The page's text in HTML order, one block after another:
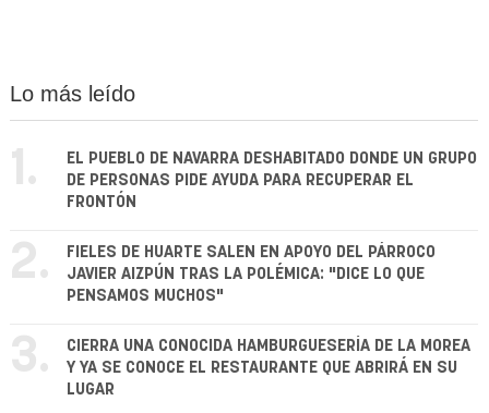
Lo más leído
1.
EL PUEBLO DE NAVARRA DESHABITADO DONDE UN GRUPO
DE PERSONAS PIDE AYUDA PARA RECUPERAR EL
FRONTÓN
2.
FIELES DE HUARTE SALEN EN APOYO DEL PÁRROCO
JAVIER AIZPÚN TRAS LA POLÉMICA: "DICE LO QUE
PENSAMOS MUCHOS"
3.
CIERRA UNA CONOCIDA HAMBURGUESERÍA DE LA MOREA
Y YA SE CONOCE EL RESTAURANTE QUE ABRIRÁ EN SU
LUGAR